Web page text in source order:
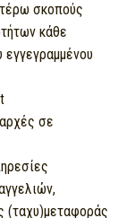
σκοπούς
κάθε
σε
(ταχυ)μεταφοράς